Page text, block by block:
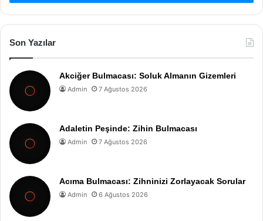
Son Yazılar
Akciğer Bulmacası: Soluk Almanın Gizemleri
Admin 7 Ağustos 2026
Adaletin Peşinde: Zihin Bulmacası
Admin 7 Ağustos 2026
Acıma Bulmacası: Zihninizi Zorlayacak Sorular
Admin 6 Ağustos 2026